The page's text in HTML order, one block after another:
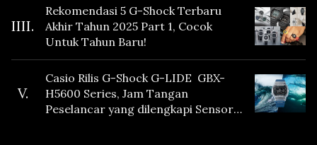
IIII.
Rekomendasi 5 G-Shock Terbaru
Akhir Tahun 2025 Part 1, Cocok
Untuk Tahun Baru!
V.
Casio Rilis G-Shock G-LIDE GBX-
H5600 Series, Jam Tangan
Peselancar yang dilengkapi Sensor